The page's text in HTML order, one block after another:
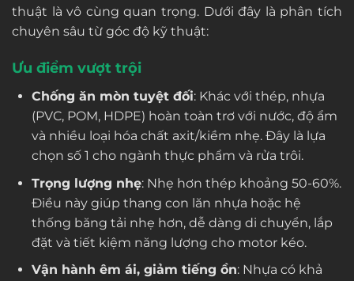
thuật là vô cùng quan trọng. Dưới đây là phân tích
chuyên sâu từ góc độ kỹ thuật:
Ưu điểm vượt trội
Chống ăn mòn tuyệt đối: Khác với thép, nhựa
(PVC, POM, HDPE) hoàn toàn trơ với nước, độ ẩm
và nhiều loại hóa chất axit/kiềm nhẹ. Đây là lựa
chọn số 1 cho ngành thực phẩm và rửa trôi.
Trọng lượng nhẹ: Nhẹ hơn thép khoảng 50-60%.
Điều này giúp thang con lăn nhựa hoặc hệ
thống băng tải nhẹ hơn, dễ dàng di chuyển, lắp
đặt và tiết kiệm năng lượng cho motor kéo.
Vận hành êm ái, giảm tiếng ồn: Nhựa có khả